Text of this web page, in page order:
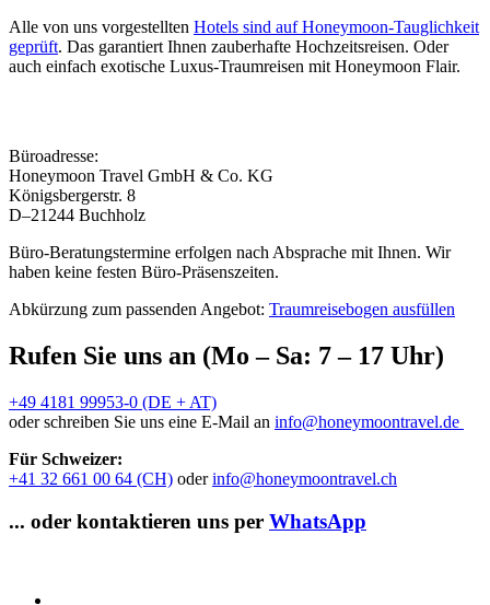
Alle von uns vorgestellten Hotels sind auf Honeymoon-Tauglichkeit
geprüft. Das garantiert Ihnen zauberhafte Hochzeitsreisen. Oder
auch einfach exotische Luxus-Traumreisen mit Honeymoon Flair.
Büroadresse:
Honeymoon Travel GmbH & Co. KG
Königsbergerstr. 8
D–21244 Buchholz
Büro-Beratungstermine erfolgen nach Absprache mit Ihnen. Wir
haben keine festen Büro-Präsenszeiten.
Abkürzung zum passenden Angebot: Traumreisebogen ausfüllen
Rufen Sie uns an (Mo – Sa: 7 – 17 Uhr)
+49 4181 99953-0 (DE + AT)
oder schreiben Sie uns eine E-Mail an info@honeymoontravel.de
Für Schweizer:
+41 32 661 00 64 (CH) oderinfo@honeymoontravel.ch
... oder kontaktieren uns per WhatsApp